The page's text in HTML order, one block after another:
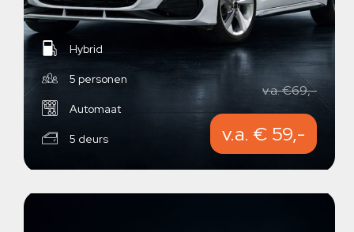
Hybrid
5 personen
Automaat
5 deurs
v.a. €69,-
v.a. € 59,-